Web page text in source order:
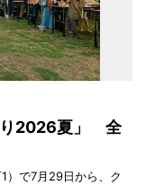
り2026夏」 全
）で7月29日から、ク